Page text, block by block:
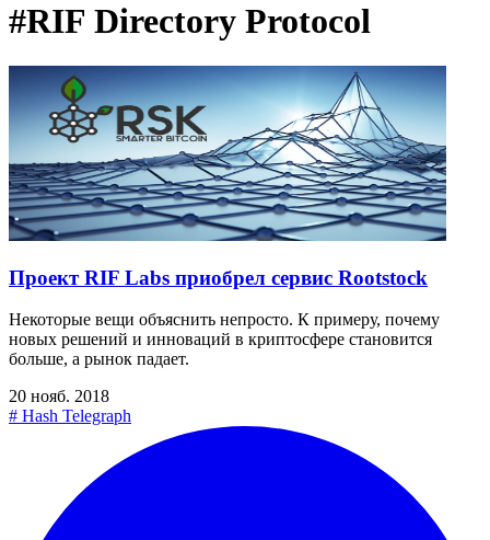
#RIF Directory Protocol
Проект RIF Labs приобрел сервис Rootstock
Некоторые вещи объяснить непросто. К примеру, почему
новых решений и инноваций в криптосфере становится
больше, а рынок падает.
20 нояб. 2018
# Hash Telegraph